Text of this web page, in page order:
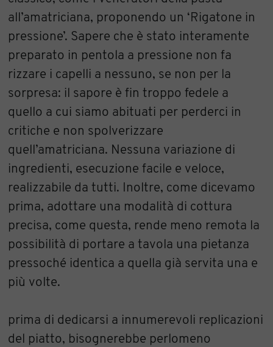
all’amatriciana, proponendo un ‘Rigatone in
pressione’. Sapere che è stato interamente
preparato in pentola a pressione non fa
rizzare i capelli a nessuno, se non per la
sorpresa: il sapore è fin troppo fedele a
quello a cui siamo abituati per perderci in
critiche e non spolverizzare
quell’amatriciana. Nessuna variazione di
ingredienti, esecuzione facile e veloce,
realizzabile da tutti. Inoltre, come dicevamo
prima, adottare una modalità di cottura
precisa, come questa, rende meno remota la
possibilità di portare a tavola una pietanza
pressoché identica a quella già servita una e
più volte.
prima di dedicarsi a innumerevoli replicazioni
del piatto, bisognerebbe perlomeno